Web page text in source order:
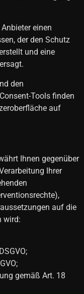
einen
der den Schutz
und eine
den
Tools finden
auf
Ihnen gegenüber
Ihrer
auf die
wird:
gemäß Art. 18